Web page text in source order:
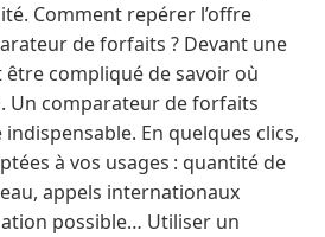
Comment repérer l’offre
de forfaits ? Devant une
compliqué de savoir où
Un comparateur de forfaits
En quelques clics,
à vos usages : quantité de
appels internationaux
possible… Utiliser un